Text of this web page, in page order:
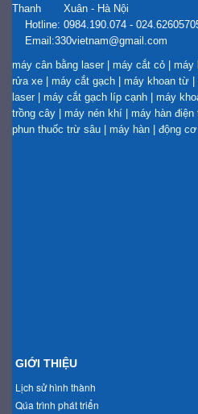
Thanh Xuân - Hà Nội
Hotline: 0984.190.074 -
Email:330vietnam@gmail.com
máy cân bằng laser | máy cắt cỏ | máy
rửa xe | máy cắt gạch | máy khoan từ |
laser | máy cắt gạch líp cạnh | máy
trồng cây | máy nén khí | máy hàn điện
phun thuốc trừ sâu | máy hàn | động
GIỚI THIỆU
Lịch sử hình thành
Qúa trình phát triển